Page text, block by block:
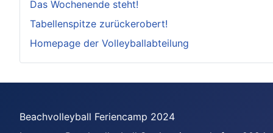
Das Wochenende steht!
Tabellenspitze zurückerobert!
Homepage der Volleyballabteilung
Beachvolleyball Feriencamp 2024